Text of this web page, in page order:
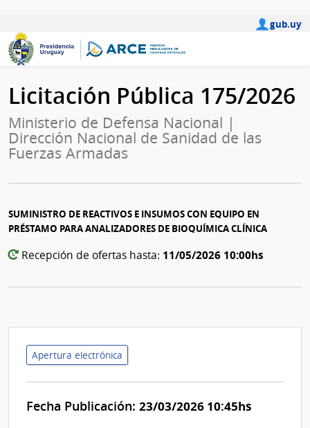
gub.uy
Licitación Pública 175/2026
Ministerio de Defensa Nacional |
Dirección Nacional de Sanidad de las
Fuerzas Armadas
SUMINISTRO DE REACTIVOS E INSUMOS CON EQUIPO EN
PRÉSTAMO PARA ANALIZADORES DE BIOQUÍMICA CLÍNICA
Recepción de ofertas hasta: 11/05/2026 10:00hs
Apertura electrónica
Fecha Publicación: 23/03/2026 10:45hs